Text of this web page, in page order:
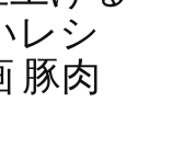
レシ
豚肉